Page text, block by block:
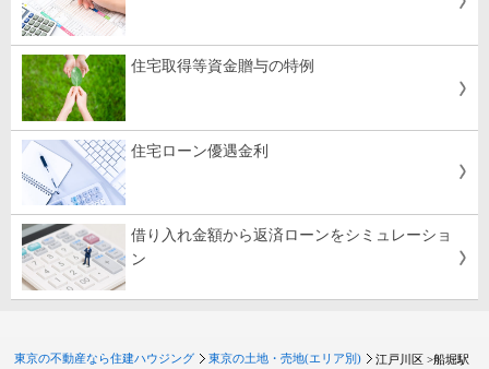
住宅取得等資金贈与の特例
住宅ローン優遇金利
借り入れ金額から返済ローンをシミュレーショ
ン
東京の不動産なら住建ハウジング 東京の土地・売地(エリア別) 江戸川区 >船堀駅